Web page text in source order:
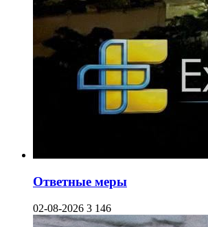
Ответные меры
02-08-2026 3 146